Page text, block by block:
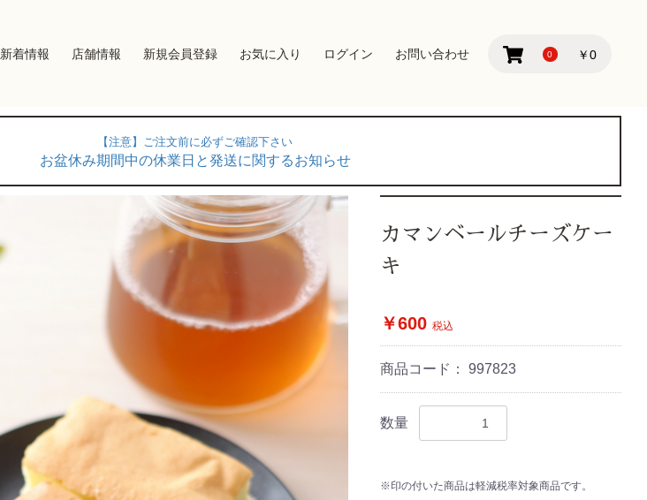
新着情報 店舗情報 新規会員登録 お気に入り ログイン お問い合わせ 0 ￥0
【注意】ご注文前に必ずご確認下さい
お盆休み期間中の休業日と発送に関するお知らせ
カマンベールチーズケー
キ
￥600 税込
商品コード： 997823
数量
※印の付いた商品は軽減税率対象商品です。